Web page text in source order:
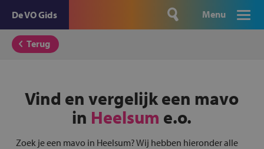
De VO Gids Menu
Terug
Vind en vergelijk een mavo
in Heelsum e.o.
Zoek je een mavo in Heelsum? Wij hebben hieronder alle